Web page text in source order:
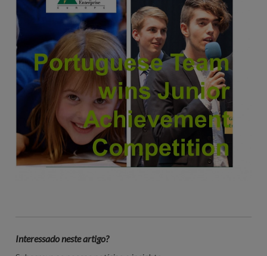
Interessado neste artigo?